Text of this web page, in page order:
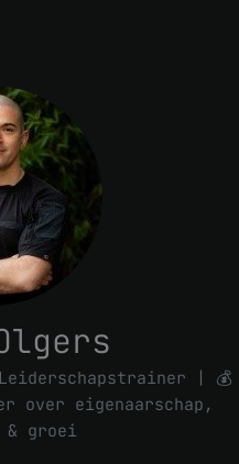
Leiderschapstrainer | 💰
over eigenaarschap,
& groei